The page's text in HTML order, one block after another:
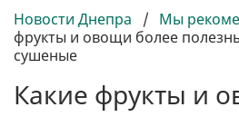
Новости Днепра / Мы
фрукты и овощи более
сушеные
Какие фрукты и